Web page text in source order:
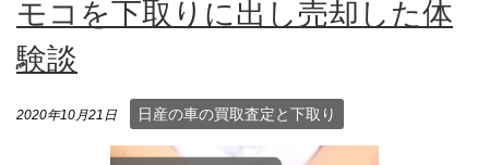
モコを下取りに出し売却した体
験談
2020年10月21日 日産の車の買取査定と下取り